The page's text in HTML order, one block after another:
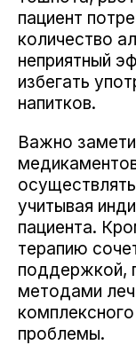
пациент
количество
неприятный
избегать
напитков.
Важно
учитывая
пациента.
терапию
поддержкой,
методами
проблемы.